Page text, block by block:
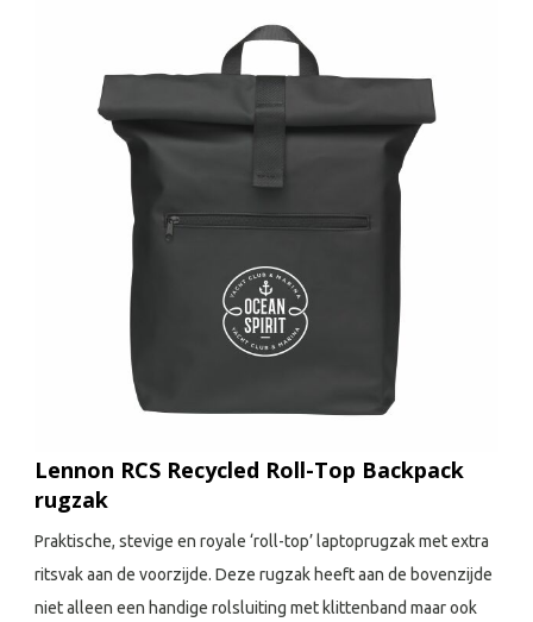
Lennon RCS Recycled Roll-Top Backpack
rugzak
Praktische, stevige en royale ‘roll-top’ laptoprugzak met extra
ritsvak aan de voorzijde. Deze rugzak heeft aan de bovenzijde
niet alleen een handige rolsluiting met klittenband maar ook